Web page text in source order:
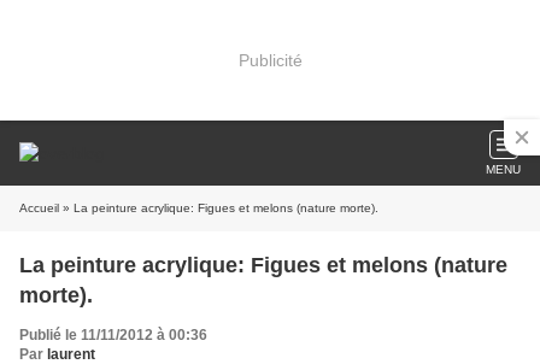
Publicité
MENU
Accueil » La peinture acrylique: Figues et melons (nature morte).
La peinture acrylique: Figues et melons (nature
morte).
Publié le 11/11/2012 à 00:36
Par laurent